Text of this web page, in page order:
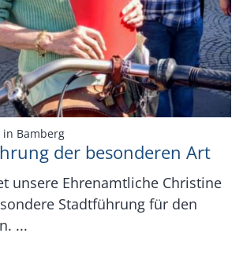
in Bamberg:
der besonderen Art
unsere Ehrenamtliche Christine
Stadtführung für den
...